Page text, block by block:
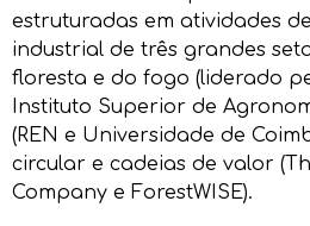
estruturadas em atividades
industrial de três grandes
floresta e do fogo (liderado
Instituto Superior de
(REN e Universidade de
circular e cadeias de valor
Company e ForestWISE).